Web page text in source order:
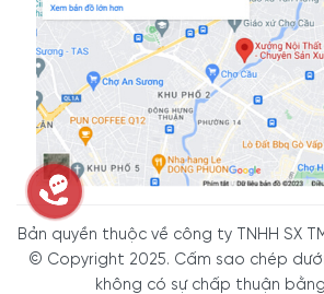
Bản quyền thuộc về công ty TNHH SX
© Copyright 2025. Cấm sao chép
không có sự chấp thuận